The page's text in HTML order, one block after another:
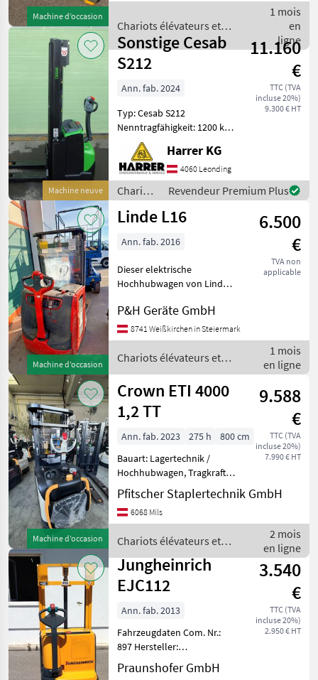
Machine d’occasion
Betriebsstunden: 2453
Baujahr:
Chariots élévateurs et
techniques de stockage /
Jungheinrich
1 mois
en
ligne
Machine neuve
Sonstige Cesab
S212
11.160
€
TTC (TVA
incluse 20%)
9.300 € HT
Ann. fab. 2024
Typ: Cesab S212
Nenntragfähigkeit: 1200 kg -
Triplex Mast - Bauhöhe:
2095 mm - Baubreite: 770
mm - Hubhöhe: 4500 mm -
Freihub: 1670 mm -
Bereifung: single
Harrer KG
4060 Leonding
Chariots
élévateurs
et
de
/
Sonstige
Revendeur Premium Plus
Machine d’occasion
Linde L16
6.500
€
TVA non
applicable
Ann. fab. 2016
Dieser elektrische
Hochhubwagen von Linde
Betriebsstunden und
wurde aus der Vermietung
ausgeschieden. Es gibt
keine Garantie und
P&H Geräte GmbH
8741 Weißkirchen in Steiermark
Chariots élévateurs et
techniques de stockage /
Linde
1 mois
en ligne
Machine d’occasion
Crown ETI 4000
1,2 TT
9.588
€
TTC (TVA
incluse 20%)
7.990 € HT
Ann. fab. 2023 275 h
800 cm
Bauart: Lagertechnik /
Hochhubwagen, Tragkraft:
1200kg, Hubhöhe: 4000mm,
Bauhöhe: 1845mm,
Freihub: 1360mm,
Batterie: VFORCE Bj. 2023
24V 375Ah ,
Pfitscher Staplertechnik GmbH
6068 Mils
Chariots élévateurs et
techniques de stockage /
Crown
2 mois
en ligne
Jungheinrich
EJC112
3.540
€
TTC (TVA
incluse 20%)
2.950 € HT
Ann. fab. 2013
Fahrzeugdaten Com. Nr.:
897 Hersteller:
Jungheinrich Typ: EJC112
Bauart: Hochhubwagen
Praunshofer GmbH